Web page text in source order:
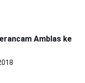
Amblas ke